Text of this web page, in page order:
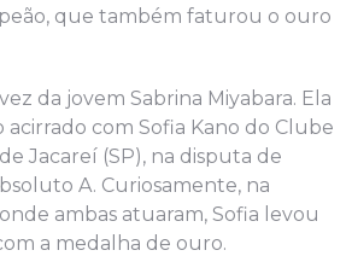
que também faturou o ouro
da jovem Sabrina Miyabara. Ela
com Sofia Kano do Clube
Jacareí (SP), na disputa de
A. Curiosamente, na
ambas atuaram, Sofia levou
a medalha de ouro.